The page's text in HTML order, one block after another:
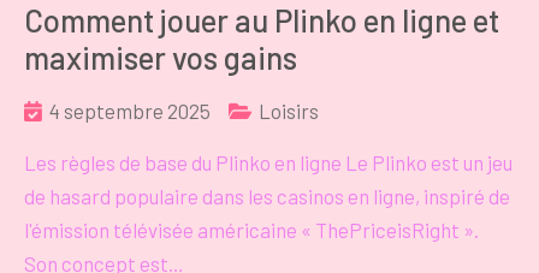
Comment jouer au Plinko en ligne et
maximiser vos gains
4 septembre 2025 Loisirs
Les règles de base du Plinko en ligne Le Plinko est un jeu
de hasard populaire dans les casinos en ligne, inspiré de
l'émission télévisée américaine « ThePriceisRight ».
Son concept est…